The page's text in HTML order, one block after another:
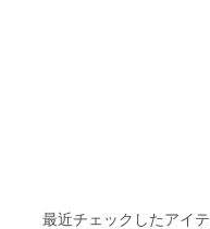
最近チェックしたアイ